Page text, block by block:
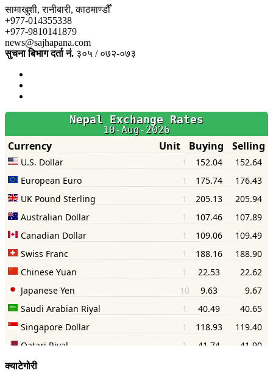
सामाखुशी, रानीबारी, काठमाण्डौँ
+977-014355338
+977-9810141879
news@sajhapana.com
सुचना बिभाग दर्ता नं. ३०५ / ०७२-०७३
क्याटेगोरी